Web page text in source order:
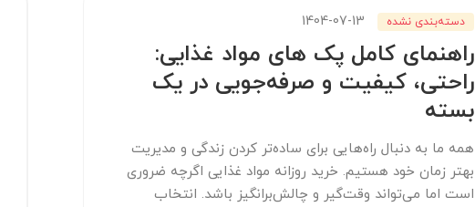
دسته‌بندی نشده 1404-07-13
راهنمای کامل پک های مواد غذایی:
راحتی، کیفیت و صرفه‌جویی در یک
بسته
همه ما به دنبال راه‌هایی برای ساده‌تر کردن زندگی و مدیریت
بهتر زمان خود هستیم. خرید روزانه مواد غذایی اگرچه ضروری
است اما می‌تواند وقت‌گیر و چالش‌برانگیز باشد. انتخاب